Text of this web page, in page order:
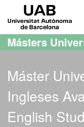
Acceso al contenido principal
Acceso a la navegación de
Másters
Máster
Ingleses
English